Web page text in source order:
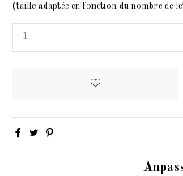
(taille adaptée en fonction du nombre de